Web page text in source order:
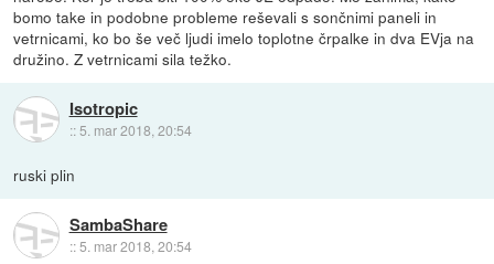
bomo take in podobne probleme reševali s sončnimi paneli in
vetrnicami, ko bo še več ljudi imelo toplotne črpalke in dva EVja na
družino. Z vetrnicami sila težko.
Isotropic
:: 5. mar 2018, 20:54
ruski plin
SambaShare
::5. mar 2018, 20:54